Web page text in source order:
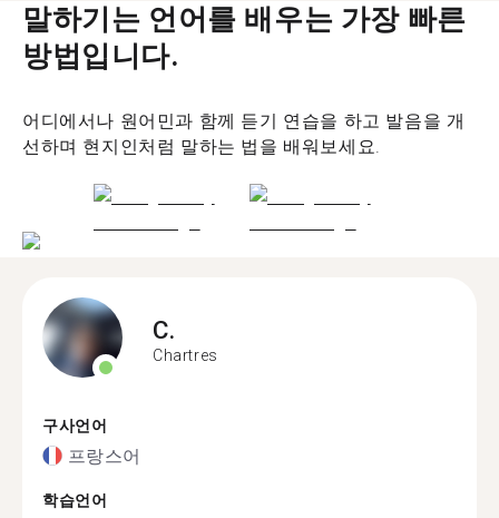
말하기는 언어를 배우는 가장 빠른
방법입니다.
어디에서나 원어민과 함께 듣기 연습을 하고 발음을 개
선하며 현지인처럼 말하는 법을 배워보세요.
C.
Chartres
구사언어
프랑스어
학습언어